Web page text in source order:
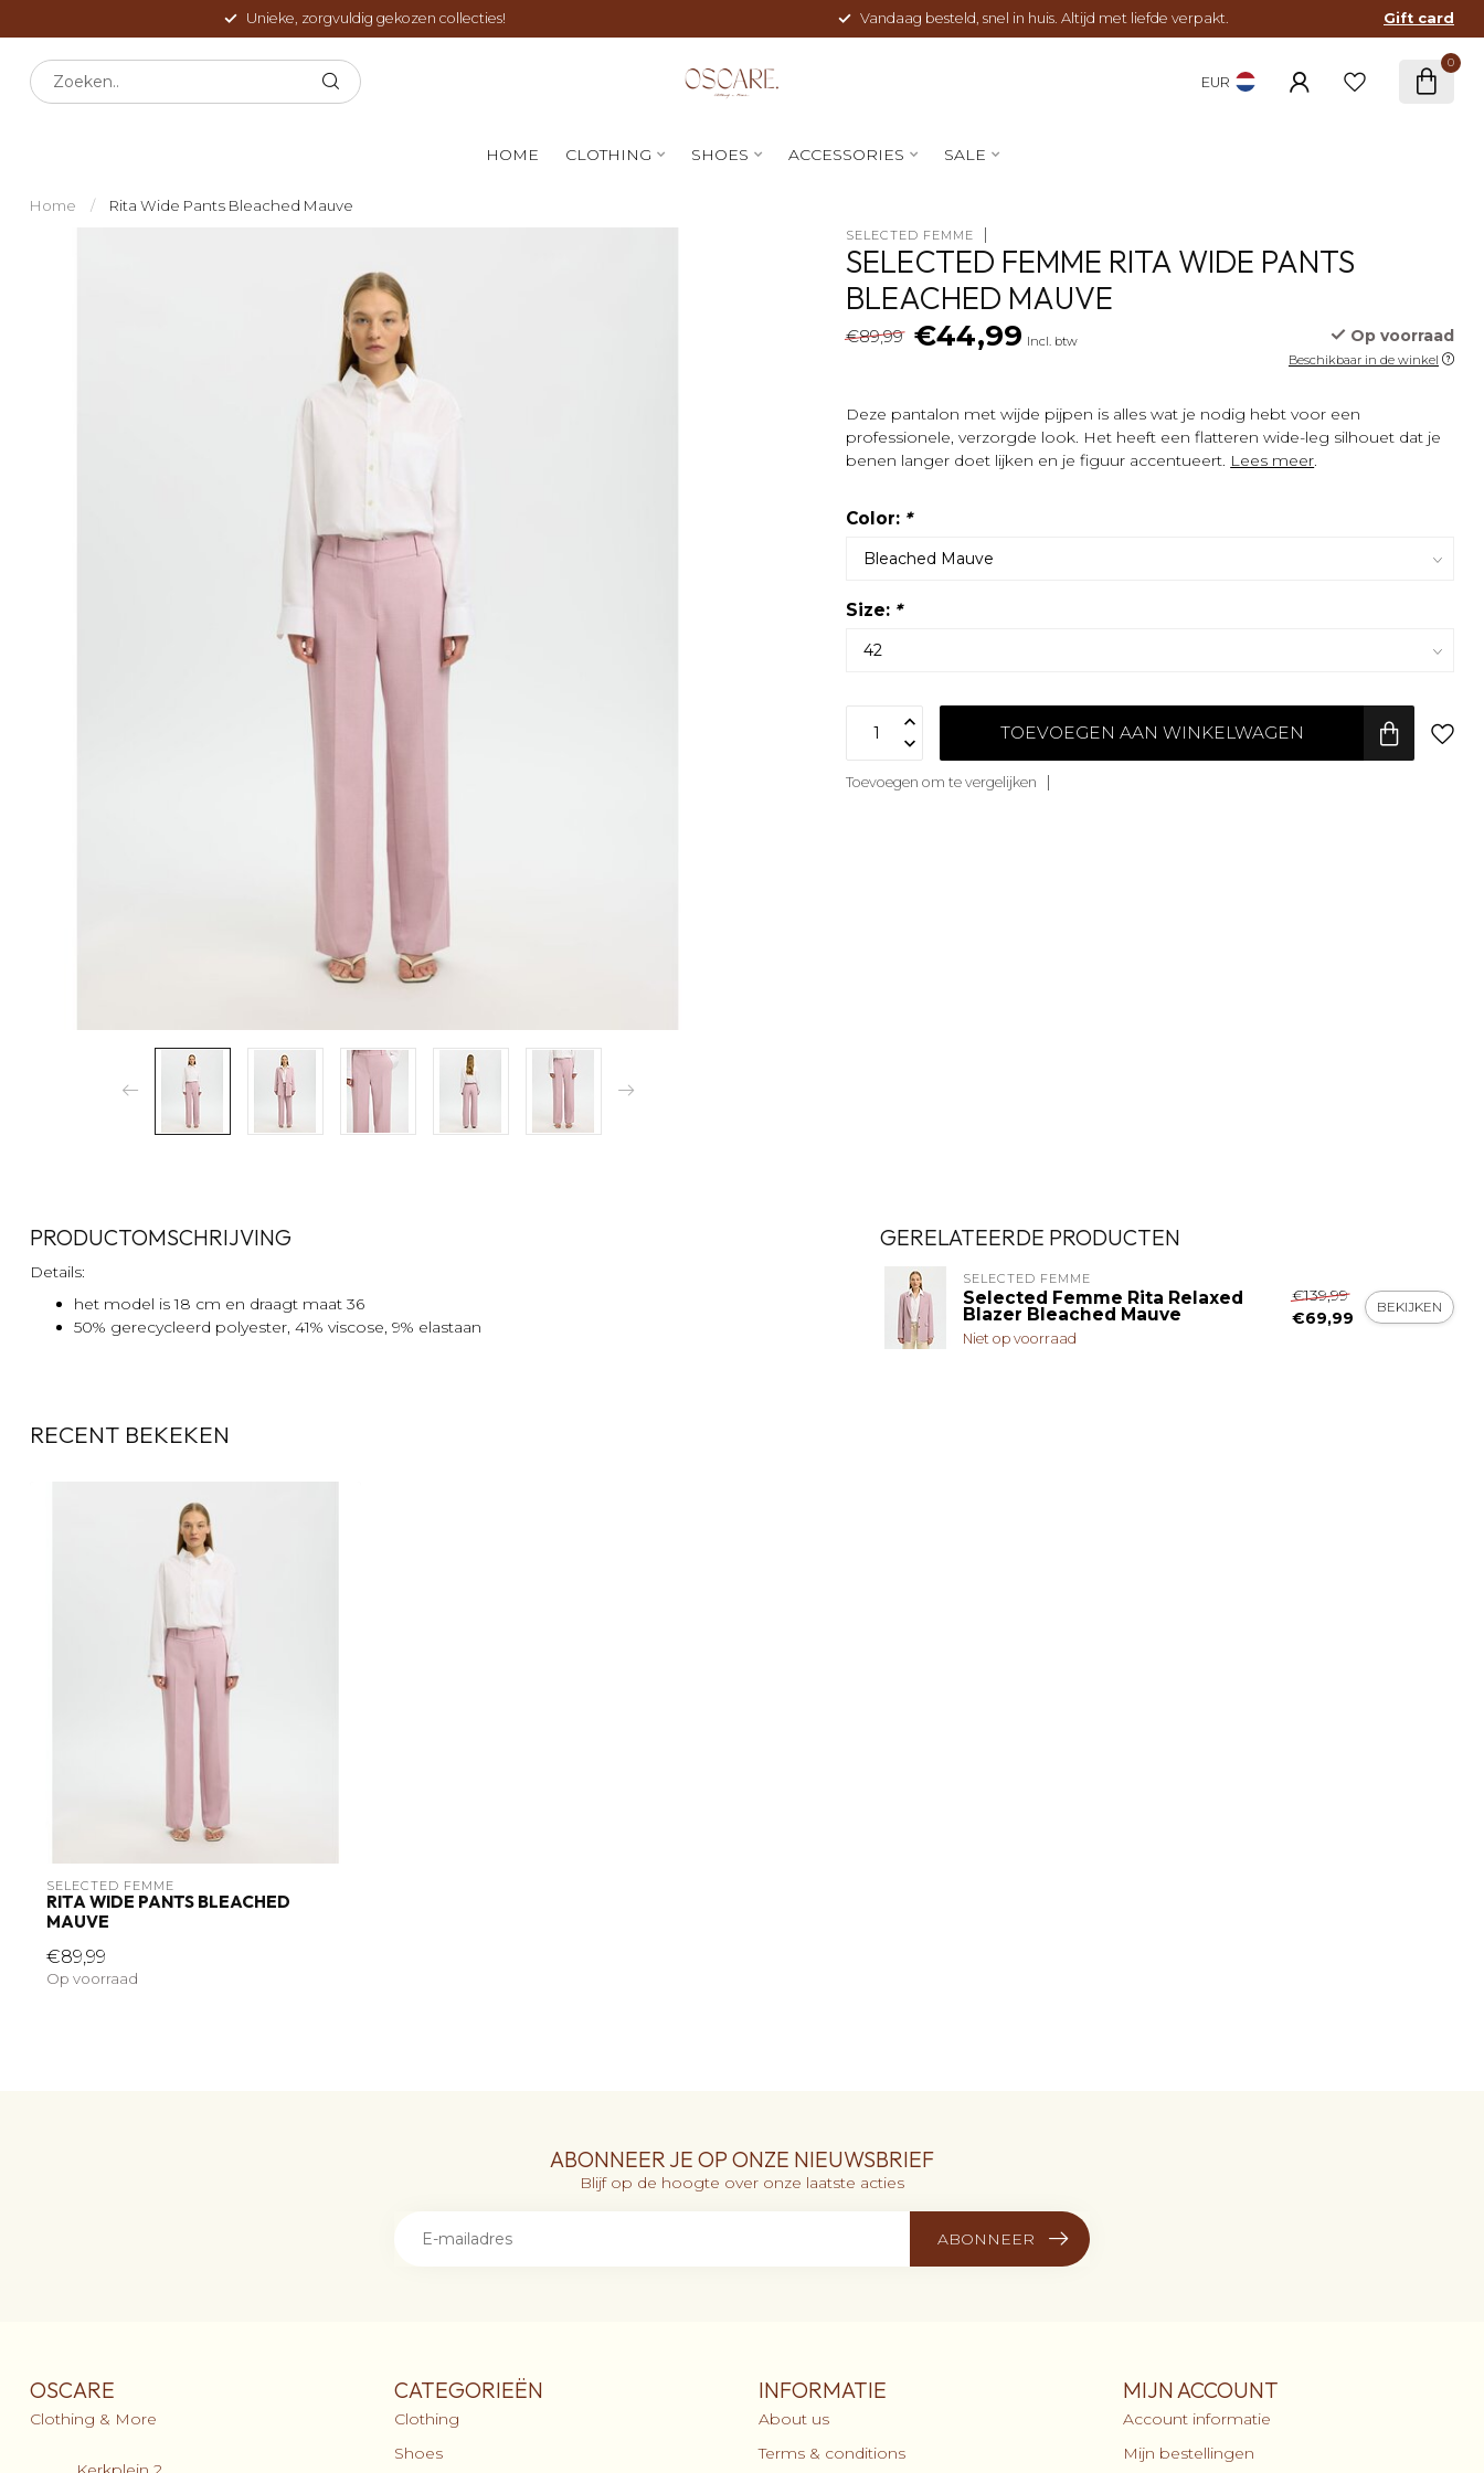
Unieke, zorgvuldig gekozen collecties! Vandaag besteld, snel in huis. Altijd met liefde verpakt. Gift card
EUR
0
HOME CLOTHING SHOES ACCESSORIES SALE
Home / Rita Wide Pants Bleached Mauve
SELECTED FEMME
SELECTED FEMME RITA WIDE PANTS
BLEACHED MAUVE
€89,99 €44,99 Incl. btw Op voorraad
Beschikbaar in de winkel
Deze pantalon met wijde pijpen is alles wat je nodig hebt voor een
professionele, verzorgde look. Het heeft een flatteren wide-leg silhouet dat je
benen langer doet lijken en je figuur accentueert. Lees meer.
Color: *
Size: *
TOEVOEGEN AAN WINKELWAGEN
Toevoegen om te vergelijken
PRODUCTOMSCHRIJVING
Details:
het model is 18 cm en draagt maat 36
50% gerecycleerd polyester, 41% viscose, 9% elastaan
GERELATEERDE PRODUCTEN
SELECTED FEMME
Selected Femme Rita Relaxed
Blazer Bleached Mauve
Niet op voorraad
€139,99
€69,99
BEKIJKEN
RECENT BEKEKEN
SELECTED FEMME
RITA WIDE PANTS BLEACHED
MAUVE
€89,99
Op voorraad
ABONNEER JE OP ONZE NIEUWSBRIEF
Blijf op de hoogte over onze laatste acties
ABONNEER
OSCARE
Clothing & More
CATEGORIEËN
Clothing
Shoes
INFORMATIE
About us
Terms & conditions
MIJN ACCOUNT
Account informatie
Mijn bestellingen